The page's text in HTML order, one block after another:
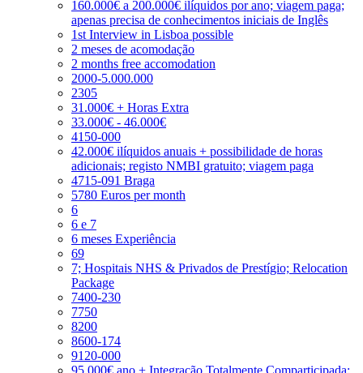
160.000€ a 200.000€ ilíquidos por ano; viagem paga;
apenas precisa de conhecimentos iniciais de Inglês
1st Interview in Lisboa possible
2 meses de acomodação
2 months free accomodation
2000-5.000.000
2305
31.000€ + Horas Extra
33.000€ - 46.000€
4150-000
42.000€ ilíquidos anuais + possibilidade de horas
adicionais; registo NMBI gratuito; viagem paga
4715-091 Braga
5780 Euros per month
6
6 e 7
6 meses Experiência
69
7; Hospitais NHS & Privados de Prestígio; Relocation
Package
7400-230
7750
8200
8600-174
9120-000
95.000€ ano + Integração Totalmente Comparticipada: